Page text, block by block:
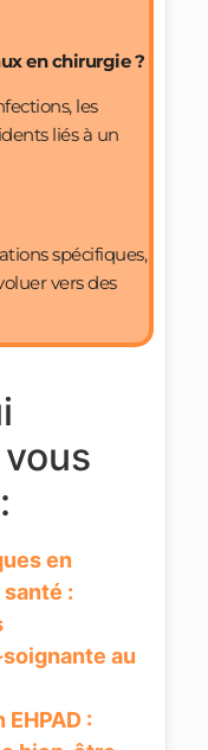
en chirurgie ?
les
liés à un
spécifiques,
vers des
en
:
soignante au
: